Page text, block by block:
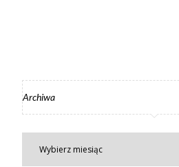
Archiwa